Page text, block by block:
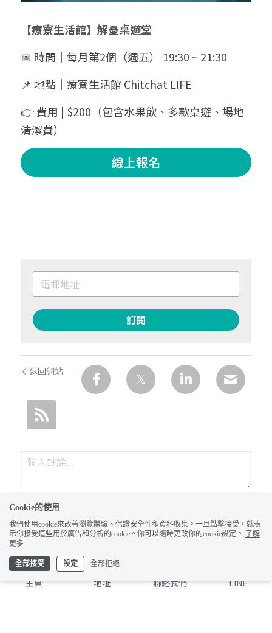
【療寮生活館】解憂桌遊堂
📅 時間｜每月第2個（週五） 19:30 ~ 21:30
📌 地點｜療寮生活館 Chitchat LIFE
👉 費用 | $200（包含水果飲、多款桌遊、場地
清潔費）
線上報名
訂閱
返回網站
提交 取消
主頁 地址 聯絡我們 LINE
Cookie的使用
我們使用cookie來改善瀏覽體驗、保證安全性和資料收集。一旦點擊接受，就表
示你接受這些用於廣告和分析的cookie。你可以隨時更改你的cookie設定。
了解
更多
全部接受 設定 全部拒絕